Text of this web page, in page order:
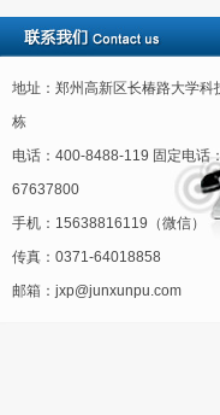
地址：郑州高新区长椿路大学科
栋
电话：400-8488-119 固定电话
67637800
手机：15638816119（微信）
传真：0371-64018858
邮箱：jxp@junxunpu.com